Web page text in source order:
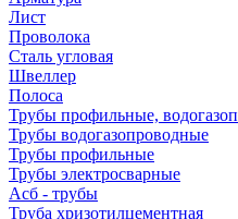
Лист
Проволока
Сталь угловая
Швеллер
Полоса
Трубы профильные,
Трубы водогазопроводные
Трубы профильные
Трубы электросварные
Асб - трубы
Труба хризотилцементная